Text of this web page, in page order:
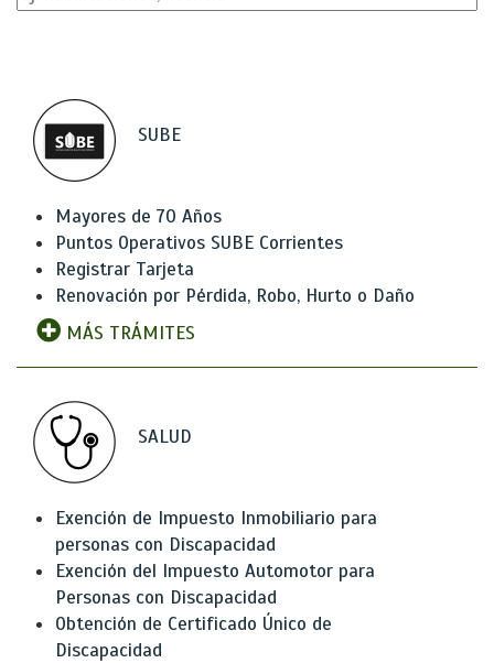
SUBE
Mayores de 70 Años
Puntos Operativos SUBE Corrientes
Registrar Tarjeta
Renovación por Pérdida, Robo, Hurto o Daño
MÁS TRÁMITES
SALUD
Exención de Impuesto Inmobiliario para
personas con Discapacidad
Exención del Impuesto Automotor para
Personas con Discapacidad
Obtención de Certificado Único de
Discapacidad